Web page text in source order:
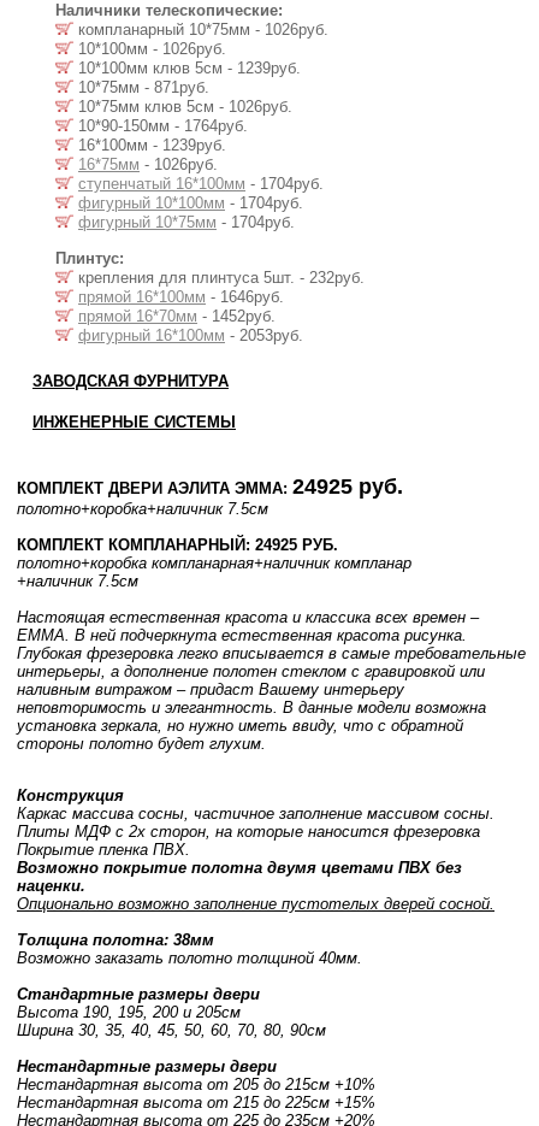
Наличники телескопические:
компланарный 10*75мм - 1026руб.
10*100мм - 1026руб.
10*100мм клюв 5см - 1239руб.
10*75мм - 871руб.
10*75мм клюв 5см - 1026руб.
10*90-150мм - 1764руб.
16*100мм - 1239руб.
16*75мм - 1026руб.
ступенчатый 16*100мм - 1704руб.
фигурный 10*100мм - 1704руб.
фигурный 10*75мм - 1704руб.
Плинтус:
крепления для плинтуса 5шт. - 232руб.
прямой 16*100мм - 1646руб.
прямой 16*70мм - 1452руб.
фигурный 16*100мм - 2053руб.
ЗАВОДСКАЯ ФУРНИТУРА
ИНЖЕНЕРНЫЕ СИСТЕМЫ
КОМПЛЕКТ ДВЕРИ АЭЛИТА ЭММА: 24925 руб.
полотно+коробка+наличник 7.5см
КОМПЛЕКТ КОМПЛАНАРНЫЙ: 24925 РУБ.
полотно+коробка компланарная+наличник компланар
+наличник 7.5см
Настоящая естественная красота и классика всех времен –
EMMA. В ней подчеркнута естественная красота рисунка.
Глубокая фрезеровка легко вписывается в самые требовательные
интерьеры, а дополнение полотен стеклом с гравировкой или
наливным витражом – придаст Вашему интерьеру
неповторимость и элегантность. В данные модели возможна
установка зеркала, но нужно иметь ввиду, что с обратной
стороны полотно будет глухим.
Конструкция
Каркас массива сосны, частичное заполнение массивом сосны.
Плиты МДФ с 2х сторон, на которые наносится фрезеровка
Покрытие пленка ПВХ.
Возможно покрытие полотна двумя цветами ПВХ без
наценки.
Опционально возможно заполнение пустотелых дверей сосной.
Толщина полотна: 38мм
Возможно заказать полотно толщиной 40мм.
Стандартные размеры двери
Высота 190, 195, 200 и 205см
Ширина 30, 35, 40, 45, 50, 60, 70, 80, 90см
Нестандартные размеры двери
Нестандартная высота от 205 до 215см +10%
Нестандартная высота от 215 до 225см +15%
Нестандартная высота от 225 до 235см +20%